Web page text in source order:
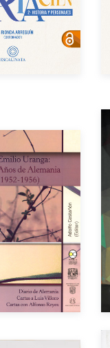
Gratuito
Autor
edición
$600.00